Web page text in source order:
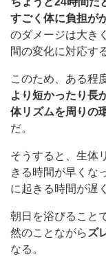
すごく体に負担が
のダメージは大き
間の変化に対応す
このため、ある程
より短かったり長
体リズムを周りの
だ。
そうすると、生体
きる時間が早くな
に起きる時間が遅
朝日を浴びること
然のことながら ズ
なる。